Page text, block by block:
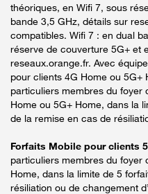
théoriques, en Wifi 7, sous
bande 3,5 GHz, détails sur
compatibles. Wifi 7 : en dual
réserve de couverture 5G+ et
reseaux.orange.fr. Avec
pour clients 4G Home ou 5G+
particuliers membres du foyer
Home ou 5G+ Home, dans la
de la remise en cas de
Forfaits Mobile pour clients
particuliers membres du
Home, dans la limite de 5
résiliation ou de changement